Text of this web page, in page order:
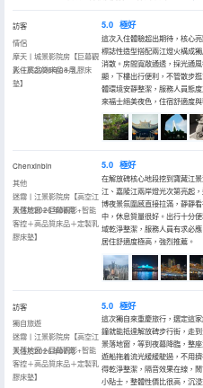
訪客
情侶
摩天丨城景影院房【巨幕觀
影＋高品質床品＋乳膠床
墊】
入住於2026年08月
5.0 極好
這次入住體驗超出期待，核心
標誌性造型搭配兩江燈火構成
消散。房間寬敞通透，採光通
顯，下樓出行便利，不管散步
體環境安靜整潔，服務人員態
來福士絕美夜色，住宿舒適度
Chenxinbin
其他
迷霧丨江景影院房【高空江
景落地窗＋巨幕觀影+智能
客控＋高品質床品＋定製乳
膠床墊】
入住於2026年08月
5.0 極好
在解放碑核心地段挖到寶藏江
江、嘉陵江兩岸燈光次第亮起
博夜景氛圍感直接拉滿，靜靜
中，休息質量很好。出行十分
域乾淨整潔，服務人員有求必
居住舒適度極高，強烈推薦。
訪客
獨自旅遊
迷霧丨江景影院房【高空江
景落地窗＋巨幕觀影+智能
客控＋高品質床品＋定製乳
膠床墊】
入住於2026年07月
5.0 極好
這次獨自來重慶旅行，選定這
鐘就能抵達解放碑步行街，走
景落地窗，等到夜幕降臨，整
遊船拖着流光緩緩駛過，不用
得乾淨整潔，隔音效果在線，
小貼士，整體性價比很高，沉